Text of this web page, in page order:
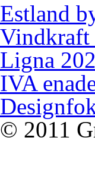
Estland
Vindkraft
Ligna
IVA
© 2011